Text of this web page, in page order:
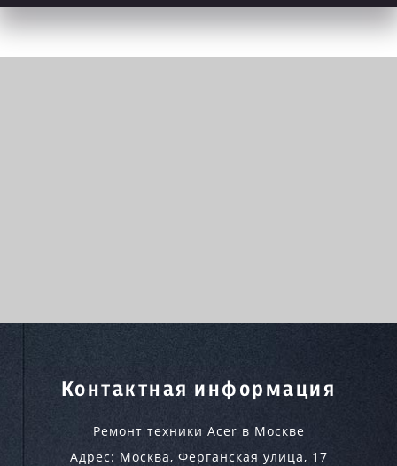
Контактная информация
Ремонт техники Acer в Москве
Адрес: Москва, Ферганская улица, 17